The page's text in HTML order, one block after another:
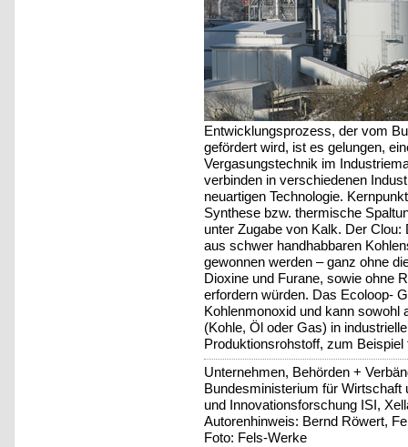
Entwicklungsprozess, der vom
gefördert wird, ist es gelungen,
Vergasungstechnik im
verbinden in verschiedenen
neuartigen Technologie.
Synthese bzw. thermische
unter Zugabe von Kalk. Der
aus schwer handhabbaren
gewonnen werden – ganz ohne
Dioxine und Furane, sowie ohne
erfordern würden. Das Ecoloop-
Kohlenmonoxid und kann
(Kohle, Öl oder Gas) in
Produktionsrohstoff, zum
Unternehmen, Behörden +
Bundesministerium für Wirtschaft
und Innovationsforschung ISI,
Autorenhinweis: Bernd Röwert,
Foto: Fels-Werke